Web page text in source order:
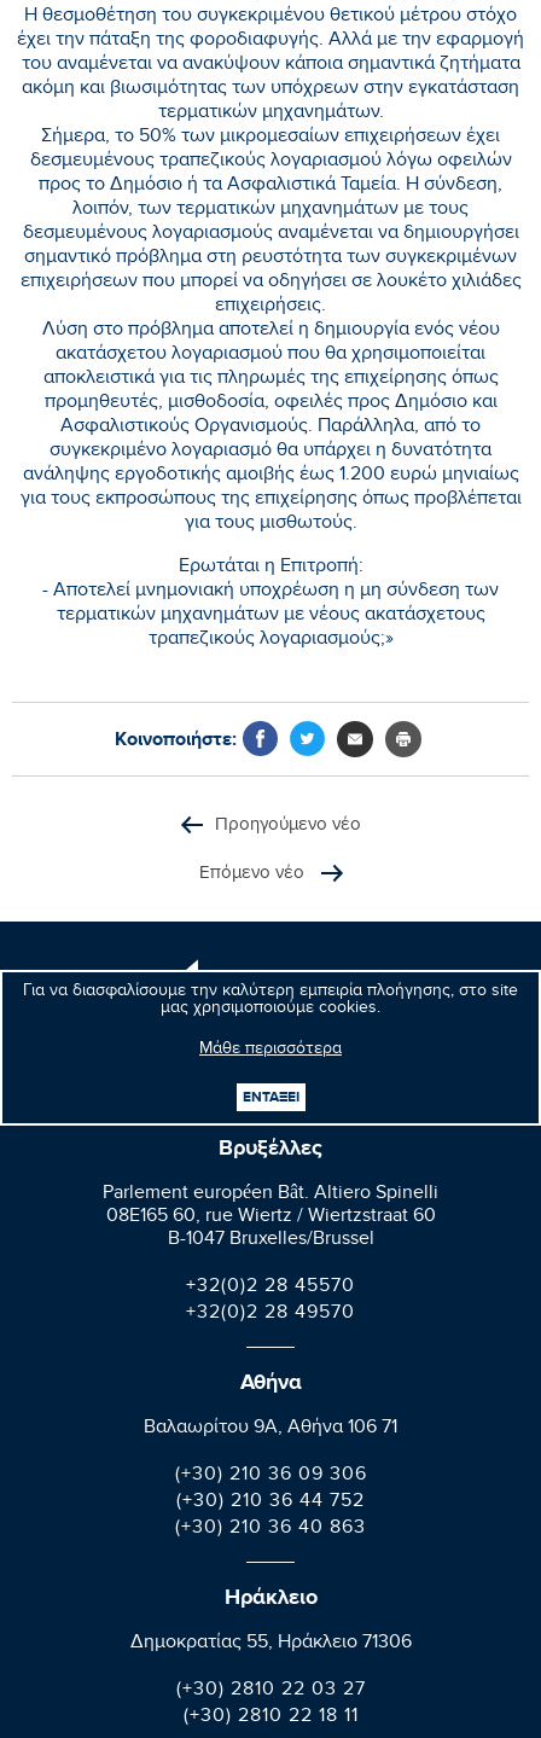
Για να διασφαλίσουμε την καλύτερη εμπειρία πλοήγησης, στο site
μας χρησιμοποιούμε cookies.
Μάθε περισσότερα
ΕΝΤΑΞΕΙ
Η θεσμοθέτηση του συγκεκριμένου θετικού μέτρου στόχο
έχει την πάταξη της φοροδιαφυγής. Αλλά με την εφαρμογή
του αναμένεται να ανακύψουν κάποια σημαντικά ζητήματα
ακόμη και βιωσιμότητας των υπόχρεων στην εγκατάσταση
τερματικών μηχανημάτων.
Σήμερα, το 50% των μικρομεσαίων επιχειρήσεων έχει
δεσμευμένους τραπεζικούς λογαριασμού λόγω οφειλών
προς το Δημόσιο ή τα Ασφαλιστικά Ταμεία. Η σύνδεση,
λοιπόν, των τερματικών μηχανημάτων με τους
δεσμευμένους λογαριασμούς αναμένεται να δημιουργήσει
σημαντικό πρόβλημα στη ρευστότητα των συγκεκριμένων
επιχειρήσεων που μπορεί να οδηγήσει σε λουκέτο χιλιάδες
επιχειρήσεις.
Λύση στο πρόβλημα αποτελεί η δημιουργία ενός νέου
ακατάσχετου λογαριασμού που θα χρησιμοποιείται
αποκλειστικά για τις πληρωμές της επιχείρησης όπως
προμηθευτές, μισθοδοσία, οφειλές προς Δημόσιο και
Ασφαλιστικούς Οργανισμούς. Παράλληλα, από το
συγκεκριμένο λογαριασμό θα υπάρχει η δυνατότητα
ανάληψης εργοδοτικής αμοιβής έως 1.200 ευρώ μηνιαίως
για τους εκπροσώπους της επιχείρησης όπως προβλέπεται
για τους μισθωτούς.
Ερωτάται η Επιτροπή:
- Αποτελεί μνημονιακή υποχρέωση η μη σύνδεση των
τερματικών μηχανημάτων με νέους ακατάσχετους
τραπεζικούς λογαριασμούς;»
Κοινοποιήστε:
Προηγούμενο νέο
Επόμενο νέο
Μανώλης
Κεφαλογιάννης
Βρυξέλλες
Parlement européen Bât. Altiero Spinelli
08E165 60, rue Wiertz / Wiertzstraat 60
B-1047 Bruxelles/Brussel
+32(0)2 28 45570
+32(0)2 28 49570
Αθήνα
Βαλαωρίτου 9A, Aθήνα 106 71
(+30) 210 36 09 306
(+30) 210 36 44 752
(+30) 210 36 40 863
Ηράκλειο
Δημοκρατίας 55, Ηράκλειο 71306
(+30) 2810 22 03 27
(+30) 2810 22 18 11